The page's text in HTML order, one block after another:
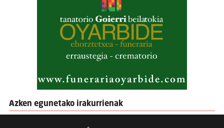
Azken egunetako irakurrienak